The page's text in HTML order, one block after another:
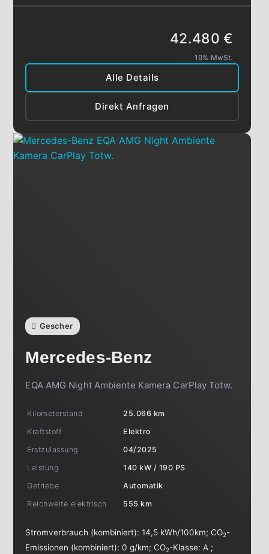
Alle Details
Direkt Anfragen
42.480 €
19% MwSt.
Gescher
Mercedes-Benz
EQA AMG Night Ambiente Kamera CarPlay Totw.
Kilometerstand
25.066 km
Kraftstoff
Elektro
Erstzulassung
04/2025
Leistung
140 kW / 190 PS
Getriebe
Automatik
Reichweite elektrisch
555 km
Stromverbrauch (kombiniert):14,5 kWh/100km;CO2-
Emissionen (kombiniert):0 g/km;CO2-Klasse:A ;